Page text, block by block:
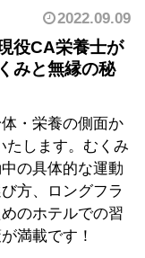
2022.09.09
役CA栄養士が
みと無縁の秘
・栄養の側面か
たします。むくみ
の具体的な運動
方、ロングフラ
のホテルでの習
満載です！